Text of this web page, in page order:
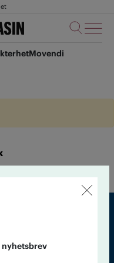
Movendi
nyhetsbrev